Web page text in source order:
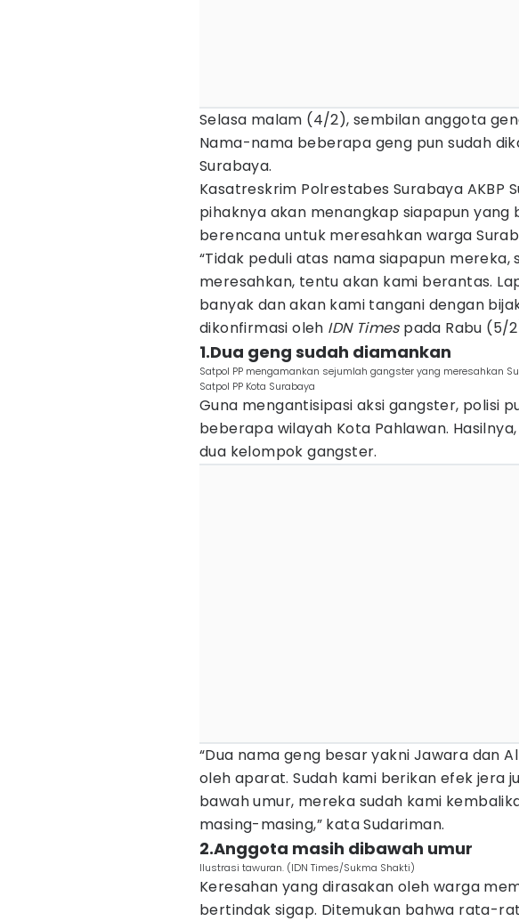
Selasa malam (4/2), sembilan anggota
Nama-nama beberapa geng pun sudah
Surabaya.
Kasatreskrim Polrestabes Surabaya AKBP
pihaknya akan menangkap siapapun
berencana untuk meresahkan warga
“Tidak peduli atas nama siapapun mereka,
meresahkan, tentu akan kami berantas.
banyak dan akan kami tangani dengan
dikonfirmasi oleh IDN Timespada Rabu (5/
1.Dua geng sudah diamankan
Satpol PP mengamankan sejumlah gangster yang meresahkan
Satpol PP Kota Surabaya
Guna mengantisipasi aksi gangster, polisi
beberapa wilayah Kota Pahlawan.
dua kelompok gangster.
“Dua nama geng besar yakni Jawara dan
oleh aparat. Sudah kami berikan efek jera
bawah umur, mereka sudah kami
masing-masing,” kata Sudariman.
2.Anggota masih dibawah umur
Ilustrasi tawuran. (IDN Times/Sukma Shakti)
Keresahan yang dirasakan oleh warga
bertindak sigap. Ditemukan bahwa rata-